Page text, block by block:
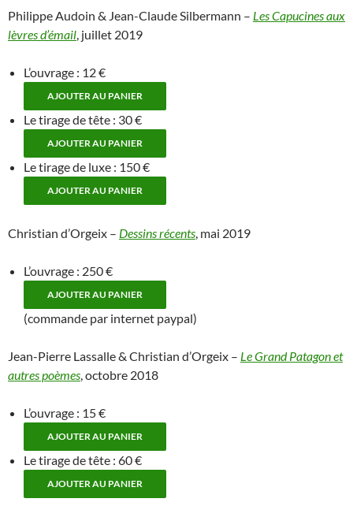
Philippe Audoin & Jean-Claude Silbermann – Les Capucines aux
lèvres d’émail, juillet 2019
L’ouvrage : 12 €
Le tirage de tête : 30 €
Le tirage de luxe : 150 €
Christian d’Orgeix – Dessins récents, mai 2019
L’ouvrage : 250 €
(commande par internet paypal)
Jean-Pierre Lassalle & Christian d’Orgeix – Le Grand Patagon et
autres poèmes, octobre 2018
L’ouvrage : 15 €
Le tirage de tête : 60 €